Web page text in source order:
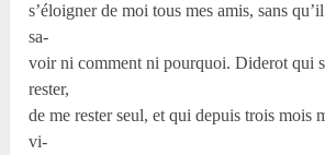
s’éloigner de moi tous mes amis, sans
sa-
voir ni comment ni pourquoi. Diderot qui
rester,
de me rester seul, et qui depuis trois mois
vi-